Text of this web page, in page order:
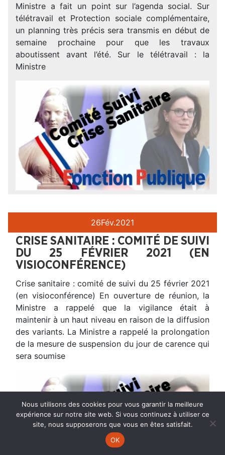
Ministre a fait un point sur l’agenda social. Sur
télétravail et Protection sociale complémentaire,
un planning très précis sera transmis en début de
semaine prochaine pour que les travaux
aboutissent avant l’été. Sur le télétravail : la
Ministre
26Fév.2021
CRISE SANITAIRE : COMITÉ DE SUIVI
DU 25 FÉVRIER 2021 (EN
VISIOCONFÉRENCE)
Crise sanitaire : comité de suivi du 25 février 2021
(en visioconférence) En ouverture de réunion, la
Ministre a rappelé que la vigilance était à
maintenir à un haut niveau en raison de la diffusion
des variants. La Ministre a rappelé la prolongation
de la mesure de suspension du jour de carence qui
sera soumise
Nous utilisons des cookies pour vous garantir la meilleure
expérience sur notre site web. Si vous continuez à utiliser ce
site, nous supposerons que vous en êtes satisfait.
OK